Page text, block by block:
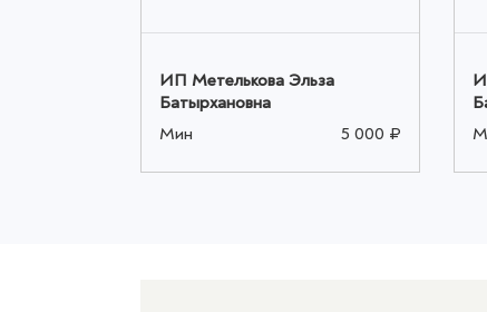
ИП Метелькова Эльза
Батырхановна
Мин
5 000 ₽